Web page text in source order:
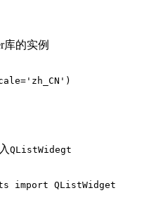
库的实例
'zh_CN' )
QListWidegt
import QListWidget